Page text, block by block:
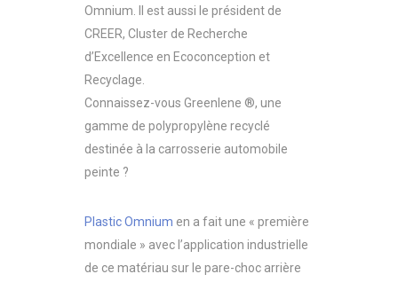
Omnium. Il est aussi le président de
CREER, Cluster de Recherche
d’Excellence en Ecoconception et
Recyclage.
Connaissez-vous Greenlene ®, une
gamme de polypropylène recyclé
destinée à la carrosserie automobile
peinte ?
Plastic Omnium en a fait une « première
mondiale » avec l’application industrielle
de ce matériau sur le pare-choc arrière